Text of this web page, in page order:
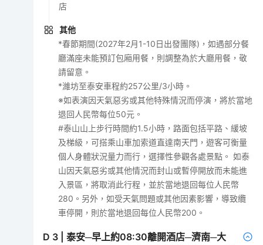
店
其他
*春節期間(2027年2月1-10日出發團隊)，如遇部分餐
廳滿座未能預訂包廂用餐，則調整為於大廳用餐，敬
請留意。
*濰坊至泰安車程約257公里/3小時。
※如表演因天氣惡劣或其他特殊情況而停演，將於當地
退回人民幣每位50元。
#泰山山上步行時間約1.5小時，路面包括平路、緩坡
及梯級，可搭乘山車加索道直達南天門，遊客可衡量
個人身體狀況量力而行，選擇性參觀各處景點。 如泰
山因天氣惡劣或其他情況而封山或暫停開放而未能進
入景區，將取消此行程，並於當地退回每位人民幣
280。另外，如受天氣問題或其他因素影響，導致纜
車停開，則於當地退回每位人民幣200。
D 3 |泰安─早上約08:30離開酒店─濟南─大